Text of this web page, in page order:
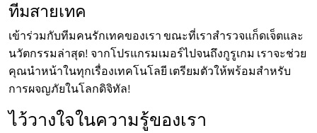
ทีมสายเทค
เข้าร่วมกับทีมคนรักเทคของเรา ขณะที่เราสำรวจแก็ดเจ็ตและ
นวัตกรรมล่าสุด! จากโปรแกรมเมอร์ไปจนถึงกูรูเกม เราจะช่วย
คุณนำหน้าในทุกเรื่องเทคโนโลยี เตรียมตัวให้พร้อมสำหรับ
การผจญภัยในโลกดิจิทัล!
ไว้วางใจในความรู้ของเรา